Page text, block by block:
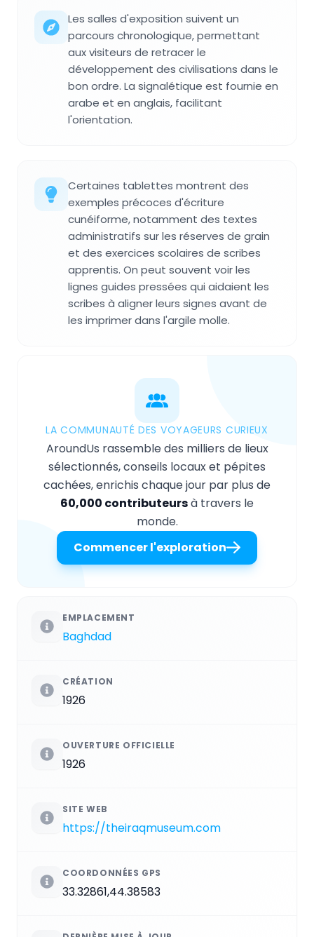
Les salles d'exposition suivent un
parcours chronologique, permettant
aux visiteurs de retracer le
développement des civilisations dans le
bon ordre. La signalétique est fournie en
arabe et en anglais, facilitant
l'orientation.
Certaines tablettes montrent des
exemples précoces d'écriture
cunéiforme, notamment des textes
administratifs sur les réserves de grain
et des exercices scolaires de scribes
apprentis. On peut souvent voir les
lignes guides pressées qui aidaient les
scribes à aligner leurs signes avant de
les imprimer dans l'argile molle.
LA COMMUNAUTÉ DES VOYAGEURS CURIEUX
AroundUs rassemble des milliers de lieux
sélectionnés, conseils locaux et pépites
cachées, enrichis chaque jour par plus de
60,000 contributeursà travers le
monde.
Commencer l'exploration
EMPLACEMENT
Baghdad
CRÉATION
1926
OUVERTURE OFFICIELLE
1926
SITE WEB
https://theiraqmuseum.com
COORDONNÉES GPS
33.32861,44.38583